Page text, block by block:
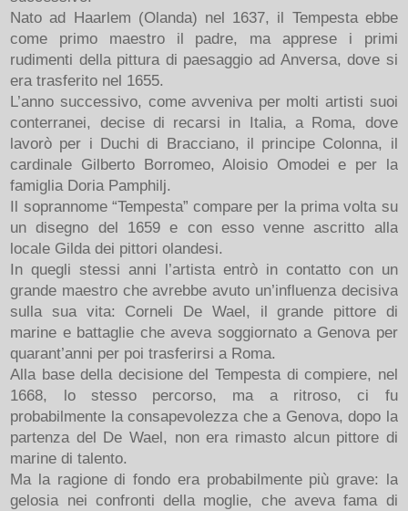
Nato ad Haarlem (Olanda) nel 1637, il Tempesta ebbe
come primo maestro il padre, ma apprese i primi
rudimenti della pittura di paesaggio ad Anversa, dove si
era trasferito nel 1655.
L’anno successivo, come avveniva per molti artisti suoi
conterranei, decise di recarsi in Italia, a Roma, dove
lavorò per i Duchi di Bracciano, il principe Colonna, il
cardinale Gilberto Borromeo, Aloisio Omodei e per la
famiglia Doria Pamphilj.
Il soprannome “Tempesta” compare per la prima volta su
un disegno del 1659 e con esso venne ascritto alla
locale Gilda dei pittori olandesi.
In quegli stessi anni l’artista entrò in contatto con un
grande maestro che avrebbe avuto un’influenza decisiva
sulla sua vita: Corneli De Wael, il grande pittore di
marine e battaglie che aveva soggiornato a Genova per
quarant’anni per poi trasferirsi a Roma.
Alla base della decisione del Tempesta di compiere, nel
1668, lo stesso percorso, ma a ritroso, ci fu
probabilmente la consapevolezza che a Genova, dopo la
partenza del De Wael, non era rimasto alcun pittore di
marine di talento.
Ma la ragione di fondo era probabilmente più grave: la
gelosia nei confronti della moglie, che aveva fama di